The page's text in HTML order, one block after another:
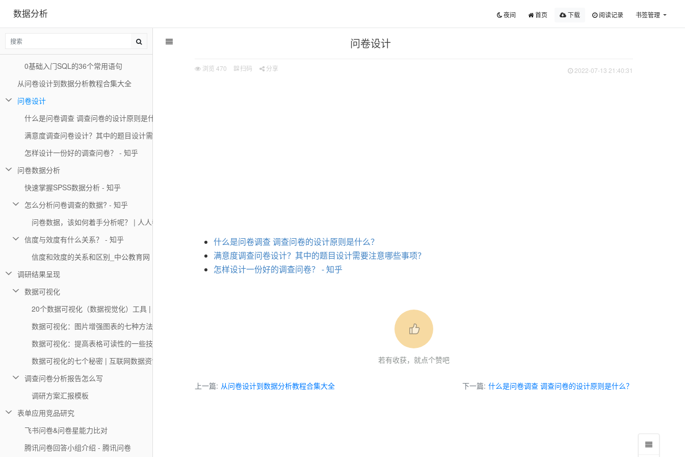
数据分析 夜间 首页 下载 阅读记录 书签管理
问卷设计
浏览 470 扫码 分享 2022-07-13 21:40:31
什么是问卷调查 调查问卷的设计原则是什么？
满意度调查问卷设计？其中的题目设计需要注意哪些事项？
怎样设计一份好的调查问卷？ - 知乎
若有收获，就点个赞吧
上一篇: 从问卷设计到数据分析教程合集大全 下一篇: 什么是问卷调查 调查问卷的设计原则是什么？
数据库基本知识点 - 知乎
数据库知识点总结归纳 - 通俗易懂强烈推荐
0基础入门SQL的36个常用语句
从问卷设计到数据分析教程合集大全
问卷设计
什么是问卷调查 调查问卷的设计原则是什么？
满意度调查问卷设计？其中的题目设计需要注意哪些事项？
怎样设计一份好的调查问卷？ - 知乎
问卷数据分析
快速掌握SPSS数据分析 - 知乎
怎么分析问卷调查的数据? - 知乎
问卷数据，该如何着手分析呢？ | 人人都是产品经理
信度与效度有什么关系？ - 知乎
信度和效度的关系和区别_中公教育网
调研结果呈现
数据可视化
20个数据可视化（数据视觉化）工具 | 互联网数据资讯网-199IT | 中文互联网数据研究资讯中心-199IT
数据可视化：图片增强图表的七种方法 | 互联网数据资讯网-199IT | 中文互联网数据研究资讯中心-199IT
数据可视化：提高表格可读性的一些技巧 | 互联网数据资讯网-199IT | 中文互联网数据研究资讯中心-199IT
数据可视化的七个秘密 | 互联网数据资讯网-199IT | 中文互联网数据研究资讯中心-199IT
调查问卷分析报告怎么写
调研方案汇报模板
表单应用竞品研究
飞书问卷&问卷星能力比对
腾讯问卷回答小组介绍 - 腾讯问卷